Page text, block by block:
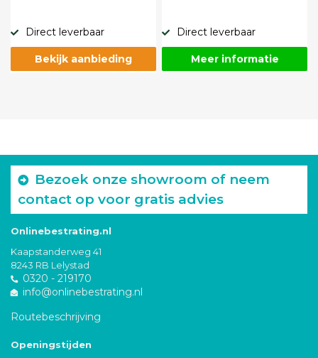
Direct leverbaar
Bekijk aanbieding
Direct leverbaar
Meer informatie
Bezoek onze showroom of neem
contact op voor gratis advies
Onlinebestrating.nl
Kaapstanderweg 41
8243 RB Lelystad
0320 - 219170
info@onlinebestrating.nl
Routebeschrijving
Openingstijden